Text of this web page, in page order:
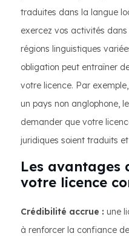
traduites dans la langue
exercez vos activités
régions linguistiques
obligation peut entraîner
votre licence. Par
un pays non anglophone,
demander que votre
juridiques soient traduits
Les avantages
votre licence
Crédibilité accrue : une
à renforcer la confiance